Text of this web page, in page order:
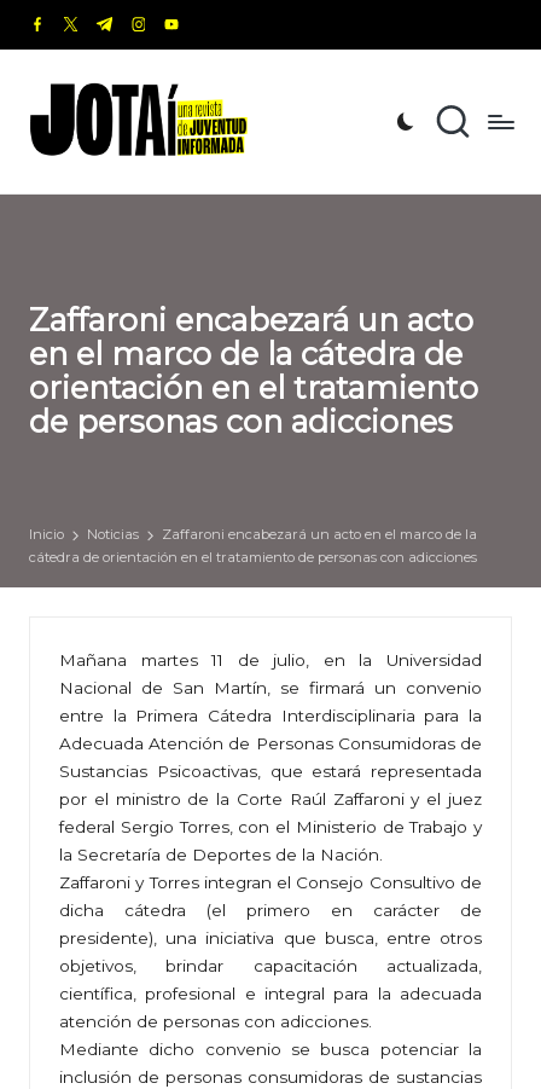
Saltar
contenido
facebook.com
twitter.com
t.me instagram.com
youtube.com
o
t
revista
de
Informada
Zaffaroni encabezará un acto
en el marco de la cátedra de
orientación en el tratamiento
de personas con adicciones
Inicio Noticias
Zaffaroni encabezará un acto en el marco de la
cátedra de orientación en el tratamiento de personas con adicciones
Mañana martes 11 de julio, en la Universidad
Nacional de San Martín, se firmará un convenio
entre la Primera Cátedra Interdisciplinaria para la
Adecuada Atención de Personas Consumidoras de
Sustancias Psicoactivas, que estará representada
por el ministro de la Corte Raúl Zaffaroni y el juez
federal Sergio Torres, con el Ministerio de Trabajo y
la Secretaría de Deportes de la Nación.
Zaffaroni y Torres integran el Consejo Consultivo de
dicha cátedra (el primero en carácter de
presidente), una iniciativa que busca, entre otros
objetivos, brindar capacitación actualizada,
científica, profesional e integral para la adecuada
atención de personas con adicciones.
Mediante dicho convenio se busca potenciar la
inclusión de personas consumidoras de sustancias